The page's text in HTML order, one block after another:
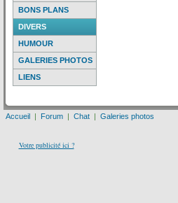
BONS PLANS
DIVERS
HUMOUR
GALERIES PHOTOS
LIENS
Accueil | Forum | Chat | Galeries photos
Votre publicité ici ?